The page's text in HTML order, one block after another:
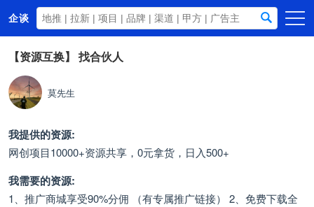
企谈
首页
商务资源
资讯动态
关于我们
【资源互换】 找合伙人
莫先生
我提供的资源:
网创项目10000+资源共享，0元拿货，日入500+
我需要的资源:
1、推广商城享受90%分佣 （有专属推广链接） 2、免费下载全